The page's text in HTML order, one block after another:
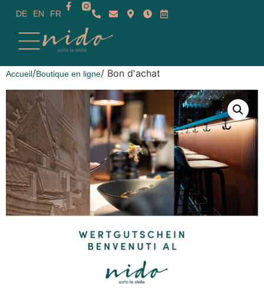
DE EN FR
Accueil/Boutique en ligne/ Bon d'achat